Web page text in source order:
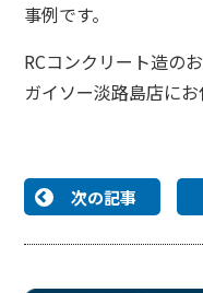
事例です。
RCコンクリート造の
ガイソー淡路島店にお
次の記事